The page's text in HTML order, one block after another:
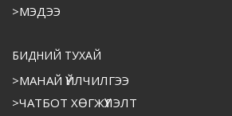
>МЭДЭЭ
БИДНИЙ ТУХАЙ
>МАНАЙ ҮЙЛЧИЛГЭЭ
>ЧАТБОТ ХӨГЖҮҮЛЭЛТ